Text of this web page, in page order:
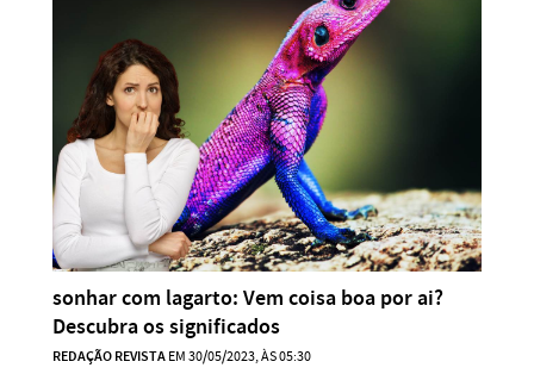
sonhar com lagarto: Vem coisa boa por ai?
Descubra os significados
REDAÇÃO REVISTAEM 30/05/2023, ÀS 05:30